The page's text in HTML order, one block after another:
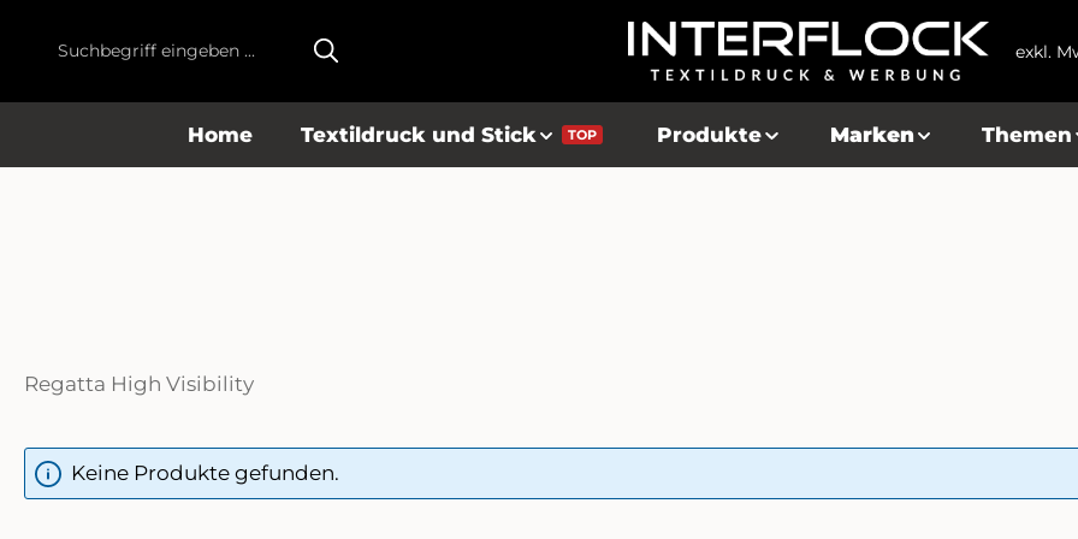
exkl.
Home Textildruck und Stick TOP Produkte Marken Themen
Regatta High Visibility
Keine Produkte gefunden.